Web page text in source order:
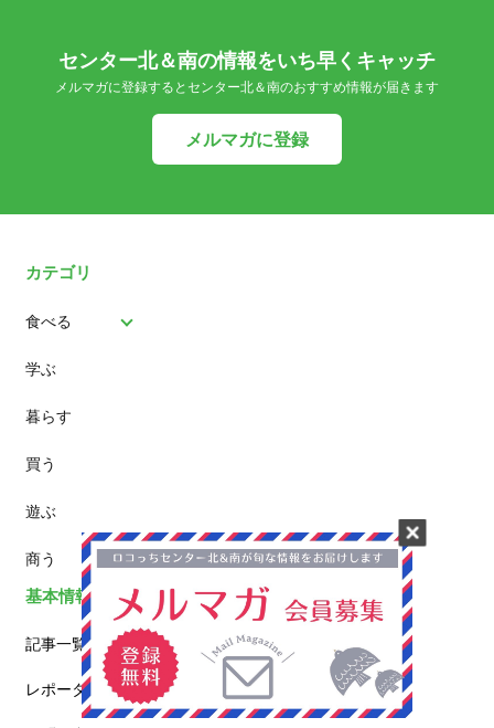
センター北＆南の情報をいち早くキャッチ
メルマガに登録するとセンター北＆南のおすすめ情報が届きます
メルマガに登録
カテゴリ
食べる
パン
スイーツ
ランチ
カフェ
学ぶ
暮らす
買う
遊ぶ
商う
基本情報
記事一覧
レポーター一覧